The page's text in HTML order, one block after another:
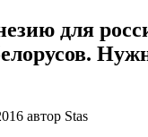
для
автор Stas